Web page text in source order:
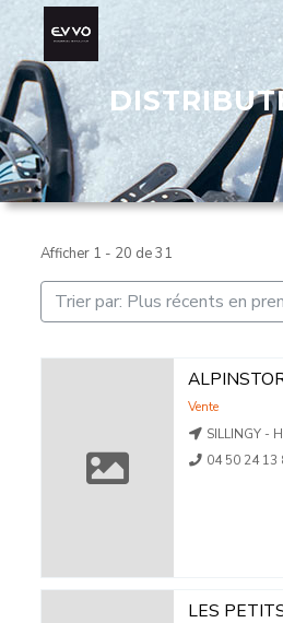
Afficher 1 - 20 de 31
Trier par: Plus récents en
Vente
SILLINGY -
04 50 24 13
LES